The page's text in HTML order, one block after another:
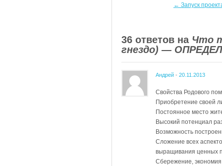
← Запуск
36 ответов на Что
гнездо) —
Андрей - 20.11.2013
Свойства Родового
Приобретение своей
Постоянное место
Высокий потенциал
Возможность
Сложение всех
выращивания ценных
Сбережение,